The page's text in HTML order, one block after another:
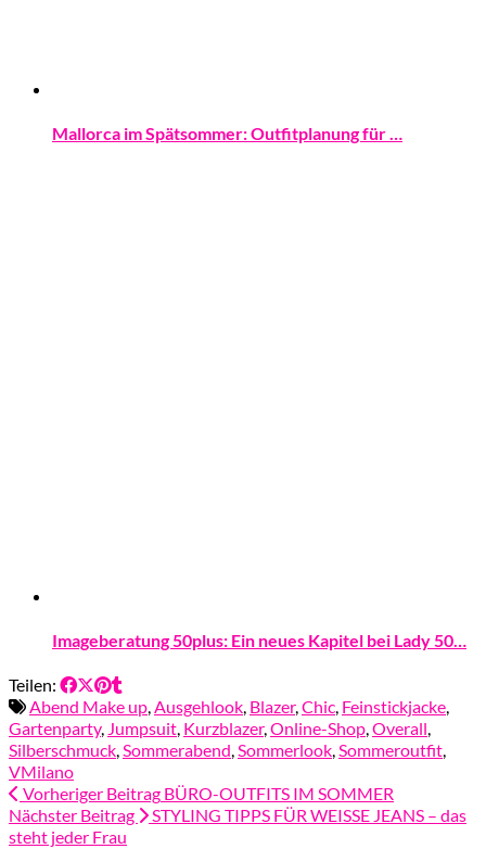
Mallorca im Spätsommer: Outfitplanung für …
Imageberatung 50plus: Ein neues Kapitel bei Lady 50…
Teilen:
Abend Make up,Ausgehlook, Blazer,Chic, Feinstickjacke,
Gartenparty, Jumpsuit, Kurzblazer,Online-Shop,Overall,
Silberschmuck,Sommerabend,Sommerlook,Sommeroutfit,
VMilano
Vorheriger Beitrag BÜRO-OUTFITS IM SOMMER
Nächster Beitrag
STYLING TIPPS FÜR WEISSE JEANS – das
steht jeder Frau